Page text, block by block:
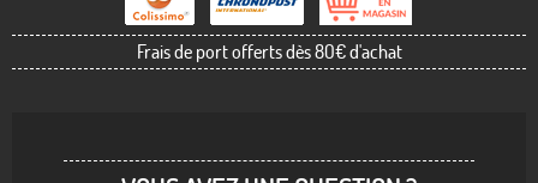
Frais de port offerts dès 80€ d'achat